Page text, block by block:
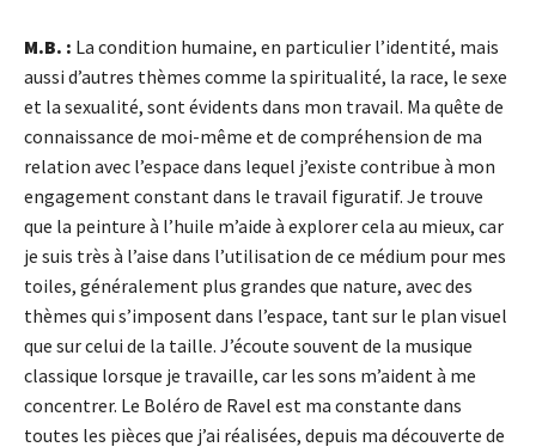
M.B. : La condition humaine, en particulier l’identité, mais
aussi d’autres thèmes comme la spiritualité, la race, le sexe
et la sexualité, sont évidents dans mon travail. Ma quête de
connaissance de moi-même et de compréhension de ma
relation avec l’espace dans lequel j’existe contribue à mon
engagement constant dans le travail figuratif. Je trouve
que la peinture à l’huile m’aide à explorer cela au mieux, car
je suis très à l’aise dans l’utilisation de ce médium pour mes
toiles, généralement plus grandes que nature, avec des
thèmes qui s’imposent dans l’espace, tant sur le plan visuel
que sur celui de la taille. J’écoute souvent de la musique
classique lorsque je travaille, car les sons m’aident à me
concentrer. Le Boléro de Ravel est ma constante dans
toutes les pièces que j’ai réalisées, depuis ma découverte de